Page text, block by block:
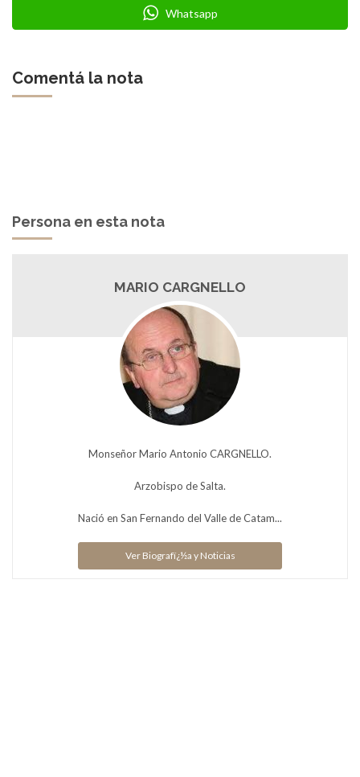
Whatsapp
Comentá la nota
Persona en esta nota
MARIO CARGNELLO
Monseñor Mario Antonio CARGNELLO.
Arzobispo de Salta.
Nació en San Fernando del Valle de Catam...
Ver Biografï¿½a y Noticias